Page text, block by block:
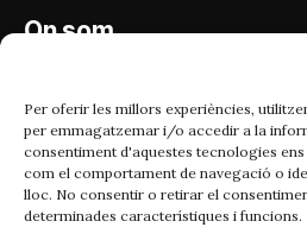
Per oferir les millors experiències,
per emmagatzemar i/o accedir a la
consentiment d'aquestes tecnologies
com el comportament de navegació o
lloc. No consentir o retirar el
determinades característiques i funcions.
On som
08010, Barcelona
Contacta'ns
Email:
catmet@periodismeplural.cat